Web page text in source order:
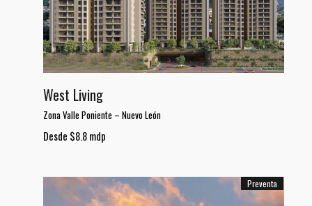
West Living
Zona Valle Poniente – Nuevo León
Desde $8.8 mdp
Preventa